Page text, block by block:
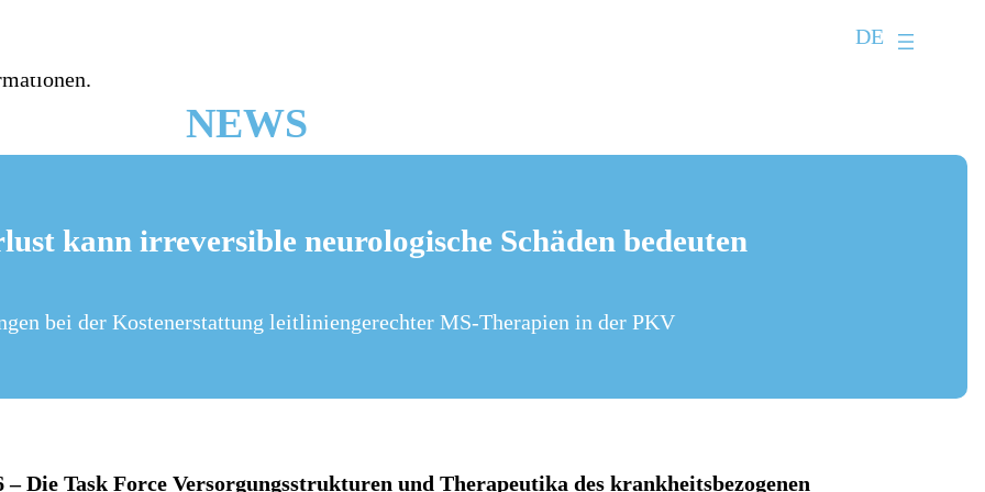
NEWS
kann irreversible neurologische Schäden bedeuten
bei der Kostenerstattung leitliniengerechter MS-Therapien in der PKV
– Die Task Force Versorgungsstrukturen und Therapeutika des krankheitsbezogenen
DE